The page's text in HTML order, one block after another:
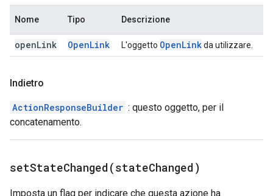
Nome Tipo Descrizione
openLink OpenLink L'oggetto OpenLinkda utilizzare.
Indietro
ActionResponseBuilder : questo oggetto, per il
concatenamento.
setStateChanged(stateChanged)
Imposta un flag per indicare che questa azione ha